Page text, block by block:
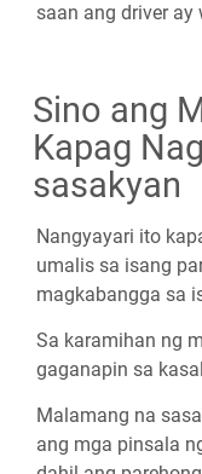
saan ang driver ay
Sino ang
Kapag
sasakyan
Nangyayari ito
umalis sa isang
magkabangga sa
Sa karamihan ng
gaganapin sa
Malamang na
ang mga pinsala